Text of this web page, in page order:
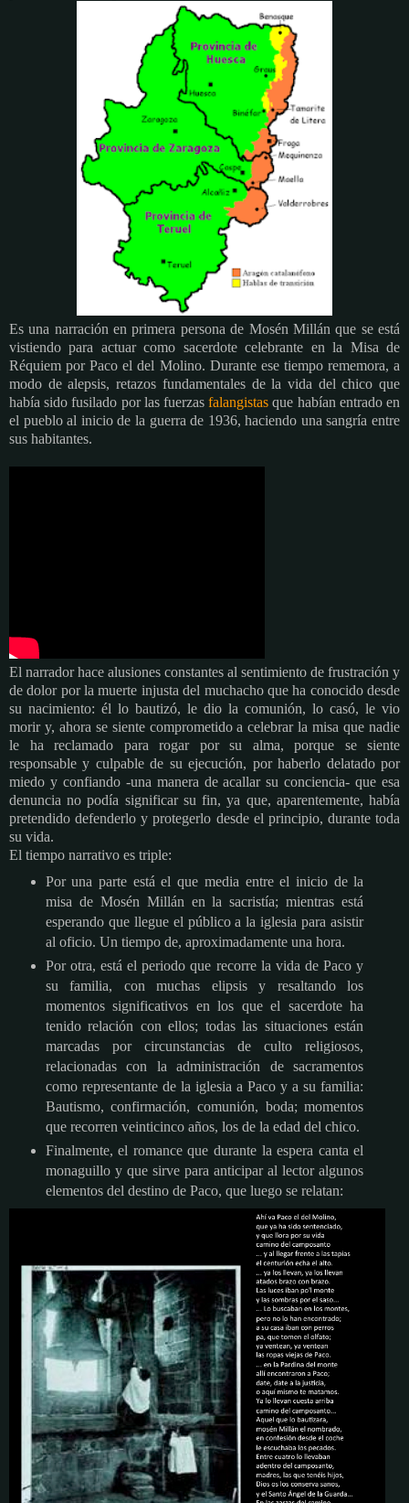
Es una narración en primera persona de Mosén Millán que se está
vistiendo para actuar como sacerdote celebrante en la Misa de
Réquiem por Paco el del Molino. Durante ese tiempo rememora, a
modo de alepsis, retazos fundamentales de la vida del chico que
había sido fusilado por las fuerzasfalangistasque habían entrado en
el pueblo al inicio de la guerra de 1936, haciendo una sangría entre
sus habitantes.
El narrador hace alusiones constantes al sentimiento de frustración y
de dolor por la muerte injusta del muchacho que ha conocido desde
su nacimiento: él lo bautizó, le dio la comunión, lo casó, le vio
morir y, ahora se siente comprometido a celebrar la misa que nadie
le ha reclamado para rogar por su alma, porque se siente
responsable y culpable de su ejecución, por haberlo delatado por
miedo y confiando -una manera de acallar su conciencia- que esa
denuncia no podía significar su fin, ya que, aparentemente, había
pretendido defenderlo y protegerlo desde el principio, durante toda
su vida.
El tiempo narrativo es triple:
Por una parte está el que media entre el inicio de la
misa de Mosén Millán en la sacristía; mientras está
esperando que llegue el público a la iglesia para asistir
al oficio. Un tiempo de, aproximadamente una hora.
Por otra, está el periodo que recorre la vida de Paco y
su familia, con muchas elipsis y resaltando los
momentos significativos en los que el sacerdote ha
tenido relación con ellos; todas las situaciones están
marcadas por circunstancias de culto religiosos,
relacionadas con la administración de sacramentos
como representante de la iglesia a Paco y a su familia:
Bautismo, confirmación, comunión, boda; momentos
que recorren veinticinco años, los de la edad del chico.
Finalmente, el romance que durante la espera canta el
monaguillo y que sirve para anticipar al lector algunos
elementos del destino de Paco, que luego se relatan: